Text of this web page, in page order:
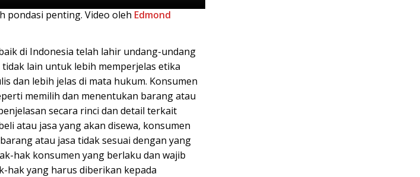
pondasi penting. Video oleh Edmond
di Indonesia telah lahir undang-undang
lain untuk lebih memperjelas etika
dan lebih jelas di mata hukum. Konsumen
memilih dan menentukan barang atau
secara rinci dan detail terkait
atau jasa yang akan disewa, konsumen
atau jasa tidak sesuai dengan yang
hak konsumen yang berlaku dan wajib
hak yang harus diberikan kepada